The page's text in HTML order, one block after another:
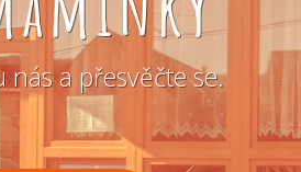
nás a přesvěčte se.